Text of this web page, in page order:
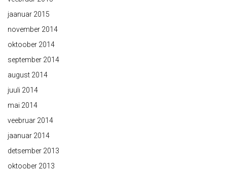
jaanuar 2015
november 2014
oktoober 2014
september 2014
august 2014
juuli 2014
mai 2014
veebruar 2014
jaanuar 2014
detsember 2013
oktoober 2013